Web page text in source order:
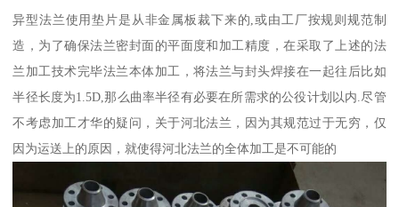
异型法兰使用垫片是从非金属板裁下来的,或由工厂按规则规范制
造，为了确保法兰密封面的平面度和加工精度，在采取了上述的法
兰加工技术完毕法兰本体加工，将法兰与封头焊接在一起往后比如
半径长度为1.5D,那么曲率半径有必要在所需求的公役计划以内.尽管
不考虑加工才华的疑问，关于河北法兰，因为其规范过于无穷，仅
因为运送上的原因，就使得河北法兰的全体加工是不可能的